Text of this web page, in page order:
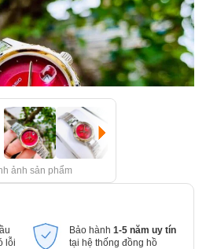
ảnh sản phẩm
lỗi
Bảo hành 1-5 năm uy tín
tại hệ thống đồng hồ